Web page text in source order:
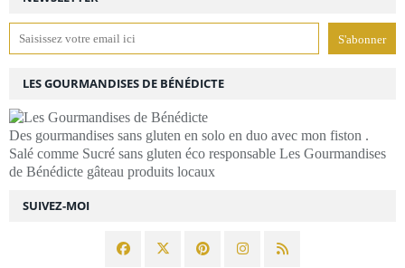
SUIVEZ-MOI
LES GOURMANDISES DE BÉNÉDICTE
Des gourmandises sans gluten en solo en duo avec mon fiston .
Salé comme Sucré sans gluten éco responsable Les Gourmandises
de Bénédicte gâteau produits locaux